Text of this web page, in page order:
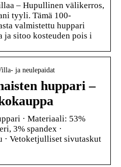
– Hupullinen välikerros,
tyyli. Tämä 100-
valmistettu huppari
ja sitoo kosteuden pois i
ja neulepaidat
huppari –
· Materiaali: 53%
3% spandex ·
Vetoketjulliset sivutaskut